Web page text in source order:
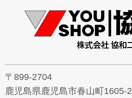
〒899-2704
鹿児島県鹿児島市春山町1605-2